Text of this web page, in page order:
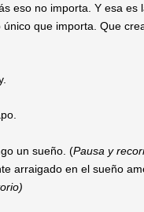
eso no importa. Y esa
único que importa. Que
un sueño. (Pausa y
arraigado en el sueño